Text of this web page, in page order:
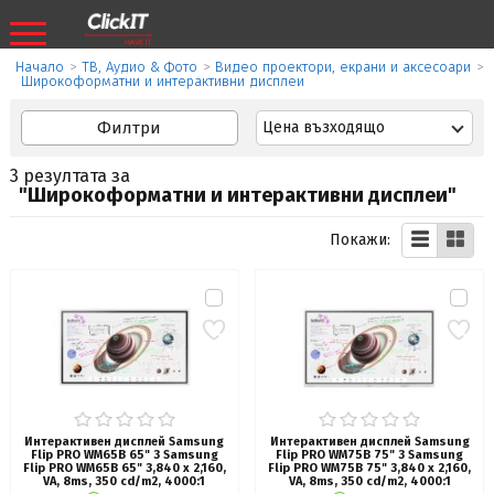
Начало > ТВ, Аудио & Фото > Видео проектори, екрани и аксесоари >
Широкоформатни и интерактивни дисплеи
Филтри Цена възходящо
3 резултата за
"Широкоформатни и интерактивни дисплеи"
Покажи:
Интерактивен дисплей Samsung
Flip PRO WM65B 65" 3 Samsung
Flip PRO WM65B 65" 3,840 x 2,160,
VA, 8ms, 350 cd/m2, 4000:1
Интерактивен дисплей Samsung
Flip PRO WM75B 75" 3 Samsung
Flip PRO WM75B 75" 3,840 x 2,160,
VA, 8ms, 350 cd/m2, 4000:1